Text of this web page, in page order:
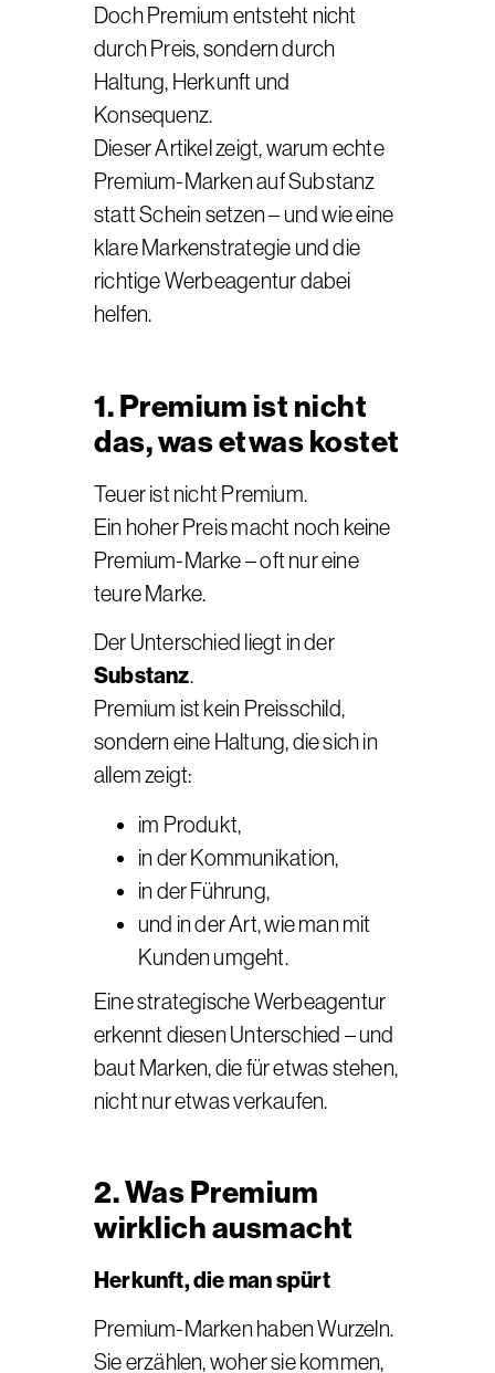
Doch Premium entsteht nicht
durch Preis, sondern durch
Haltung, Herkunft und
Konsequenz.
Dieser Artikel zeigt, warum echte
Premium-Marken auf Substanz
statt Schein setzen – und wie eine
klare Markenstrategie und die
richtige Werbeagentur dabei
helfen.
1. Premium ist nicht
das, was etwas kostet
Teuer ist nicht Premium.
Ein hoher Preis macht noch keine
Premium-Marke – oft nur eine
teure Marke.
Der Unterschied liegt in der
Substanz.
Premium ist kein Preisschild,
sondern eine Haltung, die sich in
allem zeigt:
im Produkt,
in der Kommunikation,
in der Führung,
und in der Art, wie man mit
Kunden umgeht.
Eine strategische Werbeagentur
erkennt diesen Unterschied – und
baut Marken, die für etwas stehen,
nicht nur etwas verkaufen.
2. Was Premium
wirklich ausmacht
Herkunft, die man spürt
Premium-Marken haben Wurzeln.
Sie erzählen, woher sie kommen,